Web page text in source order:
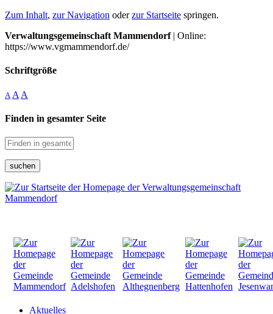
Zum Inhalt, zur Navigation oderzur Startseite springen.
Verwaltungsgemeinschaft Mammendorf| Online:
https://www.vgmammendorf.de/
Schriftgröße
A A A
Finden in gesamter Seite
suchen
Aktuelles